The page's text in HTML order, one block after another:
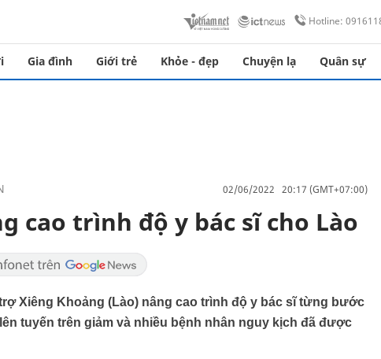
Hotline:
Gia đình Giới trẻ Khỏe - đẹp Chuyện lạ Quân sự
02/06/2022 20:17 (GMT+07:00)
cao trình độ y bác sĩ cho Lào
Xiêng Khoảng (Lào) nâng cao trình độ y bác sĩ từng bước
tuyến trên giảm và nhiều bệnh nhân nguy kịch đã được